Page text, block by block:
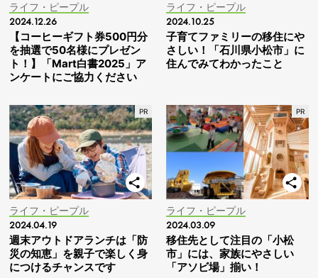
ライフ・ピープル
2024.12.26
【コーヒーギフト券500円分
を抽選で50名様にプレゼン
ト！】「Mart白書2025」ア
ンケートにご協力ください
ライフ・ピープル
2024.10.25
子育てファミリーの移住にや
さしい！「石川県小松市」に
住んでみてわかったこと
ライフ・ピープル
2024.04.19
週末アウトドアランチは「防
災の知恵」を親子で楽しく身
につけるチャンスです
ライフ・ピープル
2024.03.09
移住先として注目の「小松
市」には、家族にやさしい
「アソビ場」揃い！